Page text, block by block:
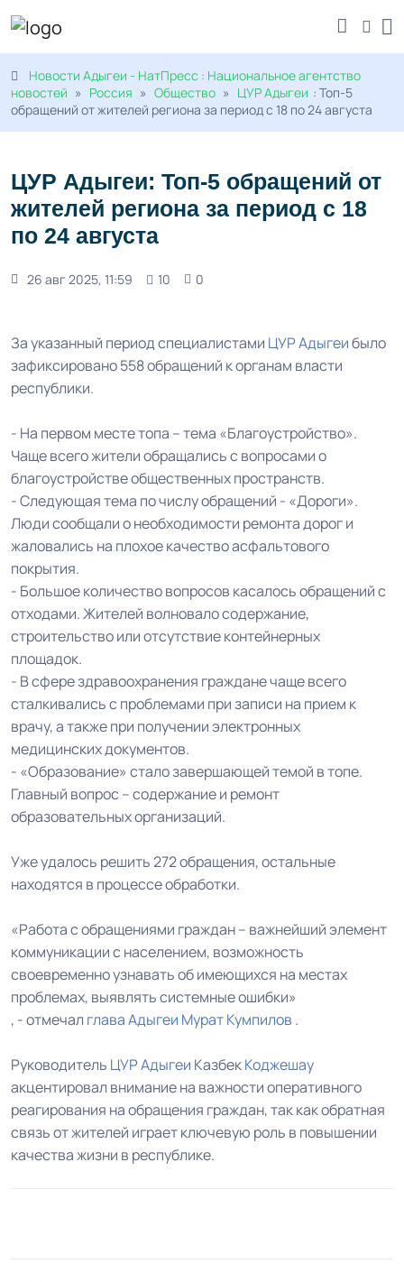
Новости Адыгеи - НатПресс : Национальное агентство
новостей » Россия » Общество » ЦУР Адыгеи : Топ-5
обращений от жителей региона за период с 18 по 24 августа
ЦУР Адыгеи: Топ-5 обращений от
жителей региона за период с 18
по 24 августа
26 авг 2025, 11:59 10 0
За указанный период специалистами ЦУР Адыгеибыло
зафиксировано 558 обращений к органам власти
республики.
- На первом месте топа – тема «Благоустройство».
Чаще всего жители обращались с вопросами о
благоустройстве общественных пространств.
- Следующая тема по числу обращений - «Дороги».
Люди сообщали о необходимости ремонта дорог и
жаловались на плохое качество асфальтового
покрытия.
- Большое количество вопросов касалось обращений с
отходами. Жителей волновало содержание,
строительство или отсутствие контейнерных
площадок.
- В сфере здравоохранения граждане чаще всего
сталкивались с проблемами при записи на прием к
врачу, а также при получении электронных
медицинских документов.
- «Образование» стало завершающей темой в топе.
Главный вопрос – содержание и ремонт
образовательных организаций.
Уже удалось решить 272 обращения, остальные
находятся в процессе обработки.
«Работа с обращениями граждан – важнейший элемент
коммуникации с населением, возможность
своевременно узнавать об имеющихся на местах
проблемах, выявлять системные ошибки»
, - отмечал глава Адыгеи Мурат Кумпилов .
Руководитель ЦУР Адыгеи КазбекКоджешау
акцентировал внимание на важности оперативного
реагирования на обращения граждан, так как обратная
связь от жителей играет ключевую роль в повышении
качества жизни в республике.